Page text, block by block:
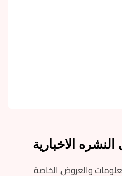
الاخبارية
والعروض الخاصة